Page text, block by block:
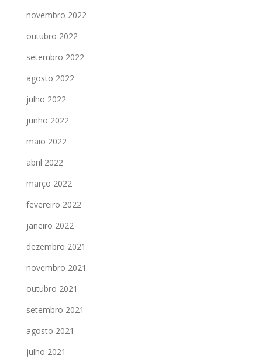
novembro 2022
outubro 2022
setembro 2022
agosto 2022
julho 2022
junho 2022
maio 2022
abril 2022
março 2022
fevereiro 2022
janeiro 2022
dezembro 2021
novembro 2021
outubro 2021
setembro 2021
agosto 2021
julho 2021